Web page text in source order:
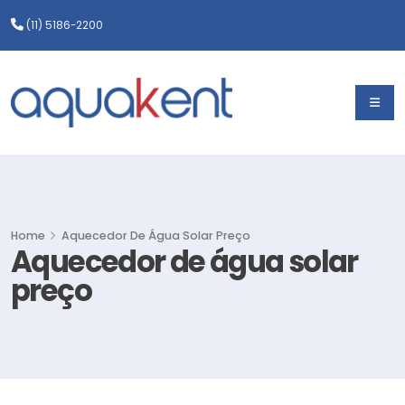
(11) 5186-2200
Aquecedor de água solar
preço
Home Aquecedor De Água Solar Preço